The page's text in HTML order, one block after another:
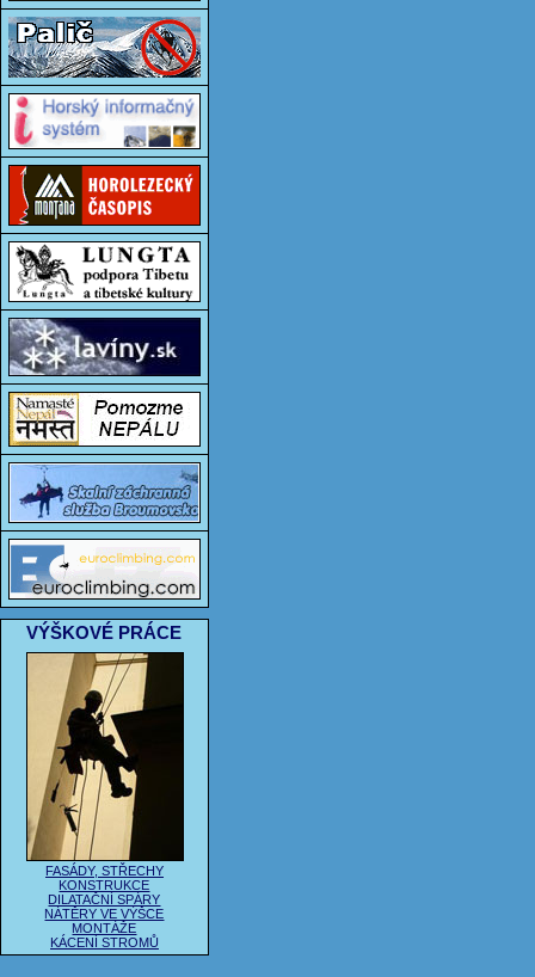
VÝŠKOVÉ PRÁCE
FASÁDY, STŘECHY
KONSTRUKCE
DILATAČNÍ SPÁRY
NÁTĚRY VE VÝŠCE
MONTÁŽE
KÁCENÍ STROMŮ